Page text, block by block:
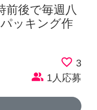
前後で毎週八
ッキング作
favorite_border 3
people_alt 1人応募